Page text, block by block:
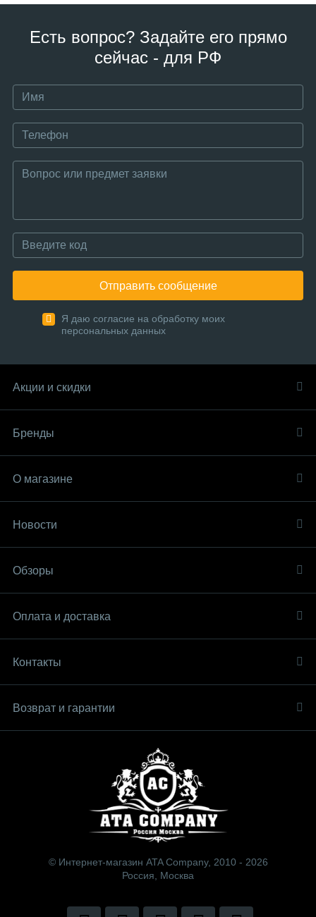
Есть вопрос? Задайте его прямо
сейчас - для РФ
Отправить сообщение
Я даю согласие на обработку моих
персональных данных
Акции и скидки
Бренды
О магазине
Новости
Обзоры
Оплата и доставка
Контакты
Возврат и гарантии
© Интернет-магазин ATA Company, 2010 - 2026
Россия, Москва